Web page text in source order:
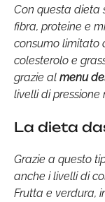
Con questa dieta
fibra, proteine e
consumo limitato
colesterolo e
grazie al menu
livelli di pressione
La dieta
Grazie a questo
anche i livelli di
Frutta e verdura,